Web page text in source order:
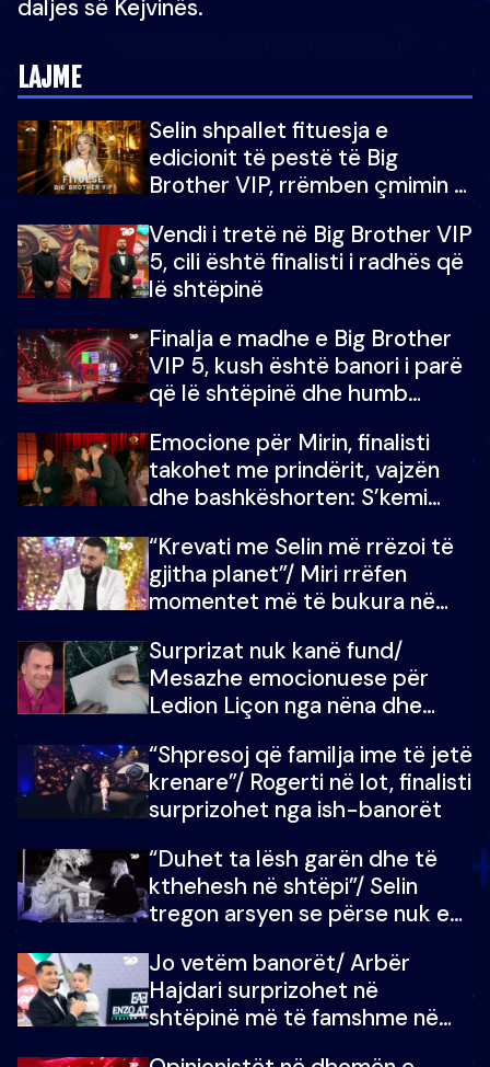
daljes së Kejvinës.
LAJME
Selin shpallet fituesja e
edicionit të pestë të Big
Brother VIP, rrëmben çmimin e
Vendi i tretë në Big Brother VIP
5, cili është finalisti i radhës që
lë shtëpinë
Finalja e madhe e Big Brother
VIP 5, kush është banori i parë
që lë shtëpinë dhe humb
çmimin e madh
Emocione për Mirin, finalisti
takohet me prindërit, vajzën
dhe bashkëshorten: S’kemi
“Krevati me Selin më rrëzoi të
gjitha planet”/ Miri rrëfen
momentet më të bukura në
mungojë zilja e mëngjesit kur…
Surprizat nuk kanë fund/
Mesazhe emocionuese për
Ledion Liçon nga nëna dhe
mban dot lotët: Nuk meritoj…
“Shpresoj që familja ime të jetë
krenare”/ Rogerti në lot, finalisti
surprizohet nga ish-banorët
“Duhet ta lësh garën dhe të
kthehesh në shtëpi”/ Selin
tregon arsyen se përse nuk e
çoja luftën time deri në fund
Jo vetëm banorët/ Arbër
Hajdari surprizohet në
shtëpinë më të famshme në